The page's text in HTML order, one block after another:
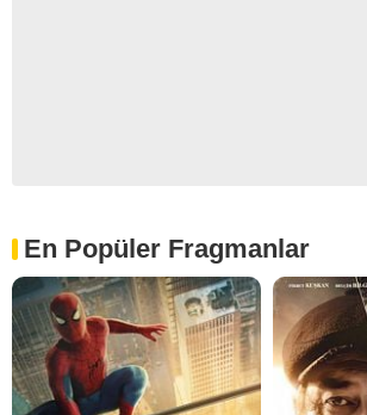
En Popüler Fragmanlar